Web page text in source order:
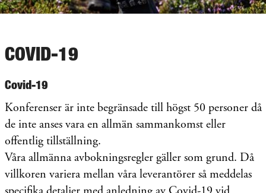
COVID-19
Covid-19
Konferenser är inte begränsade till högst 50 personer då
de inte anses vara en allmän sammankomst eller
offentlig tillställning.
Våra allmänna avbokningsregler gäller som grund. Då
villkoren variera mellan våra leverantörer så meddelas